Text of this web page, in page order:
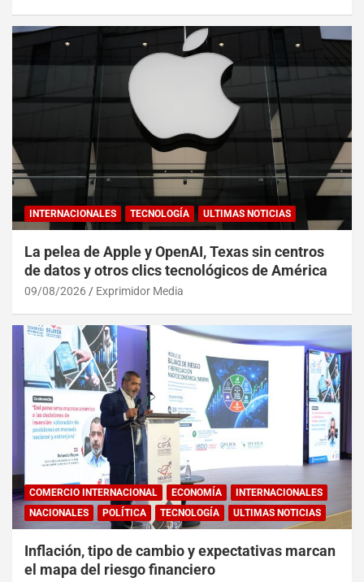
INTERNACIONALES TECNOLOGÍA ULTIMAS NOTICIAS
La pelea de Apple y OpenAI, Texas sin centros
de datos y otros clics tecnológicos de América
09/08/2026 Exprimidor Media
COMERCIO INTERNACIONAL ECONOMÍA
INTERNACIONALES
NACIONALES
POLÍTICA TECNOLOGÍA ULTIMAS NOTICIAS
Inflación, tipo de cambio y expectativas marcan
el mapa del riesgo financiero